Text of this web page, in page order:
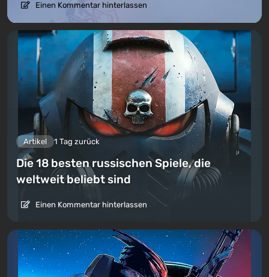
Einen Kommentar hinterlassen
Artikel 1 Tag zurück
Die 18 besten russischen Spiele, die
weltweit beliebt sind
Einen Kommentar hinterlassen